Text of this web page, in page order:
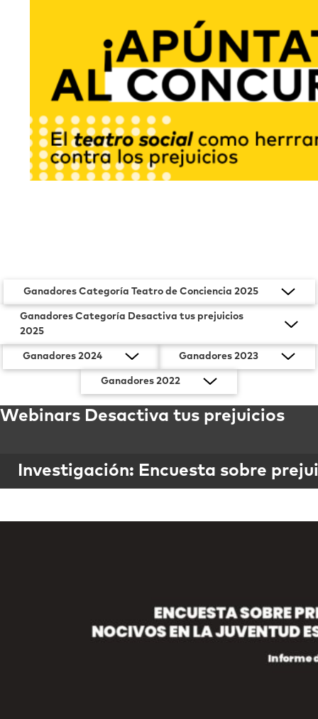
Ganadores Categoría Teatro de Conciencia 2025
Ganadores Categoría Desactiva tus prejuicios
2025
Ganadores 2024 Ganadores 2023
Ganadores 2022
Webinars Desactiva tus prejuicios
Investigación: Encuesta sobre